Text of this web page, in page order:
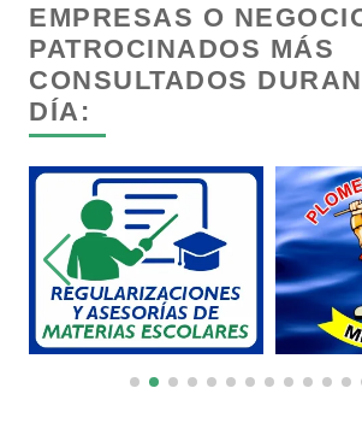
Control de Plagas
Copiadoras
Cortinas, Persianas y
Cremerías y Salchichonerías
EMPRESAS O
PATROCINADOS MÁS
CONSULTADOS
DÍA: